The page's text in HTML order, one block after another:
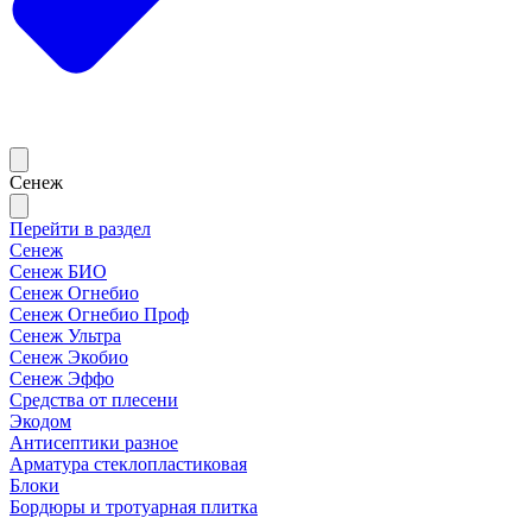
Сенеж
Перейти в раздел
Сенеж
Сенеж БИО
Сенеж Огнебио
Сенеж Огнебио Проф
Сенеж Ультра
Сенеж Экобио
Сенеж Эффо
Средства от плесени
Экодом
Антисептики разное
Арматура стеклопластиковая
Блоки
Бордюры и тротуарная плитка